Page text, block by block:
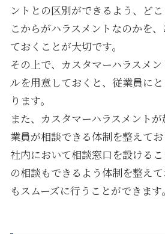
ントとの区別ができるよう、ど
こからがハラスメントなのかを
ておくことが大切です。
その上で、カスタマーハラスメ
ルを用意しておくと、従業員に
ります。
また、カスタマーハラスメント
業員が相談できる体制を整えてお
社内において相談窓口を設ける
の相談もできるよう体制を整え
もスムーズに行うことができます。